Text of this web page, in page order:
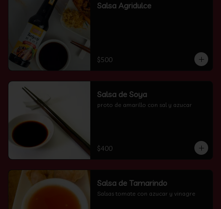
Salsa Agridulce
$500
Salsa de Soya
proto de amarillo con sal y azucar
$400
Salsa de Tamarindo
Salsas tomate con azucar y vinagre